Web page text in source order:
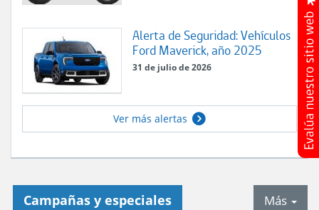
Alerta de Seguridad: Vehículos
Ford Maverick, año 2025
31 de julio de 2026
Ver más alertas
Más
Campañas y especiales